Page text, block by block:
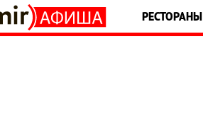
РЕСТОРАНЫ